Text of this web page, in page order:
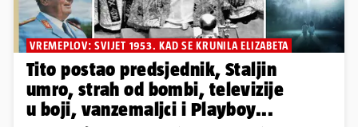
VREMEPLOV: SVIJET 1953. KAD SE KRUNILA ELIZABETA
Tito postao predsjednik, Staljin
umro, strah od bombi, televizije
u boji, vanzemaljci i Playboy...